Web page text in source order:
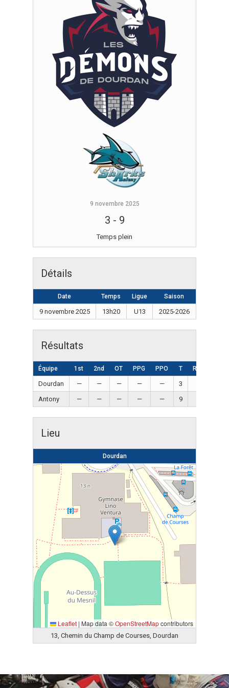
9 novembre 2025
3 - 9
Temps plein
Détails
Date Temps Ligue Saison
9 novembre 2025 13h20 U13 2025-2026
Résultats
Équipe 1st 2nd OT PPG PPO T Résultat
Dourdan — — — — — 3
Antony
— — — — — 9
Lieu
Dourdan
Leaflet | Map data ©OpenStreetMapcontributors
13, Chemin du Champ de Courses, Dourdan